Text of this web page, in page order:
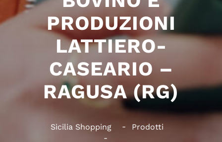
PRODUZIONI
LATTIERO-
CASEARIO –
RAGUSA (RG)
Sicilia Shopping Prodotti